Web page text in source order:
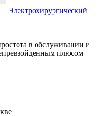
Электрохирургический
в обслуживании и
плюсом